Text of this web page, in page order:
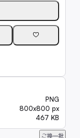
PNG
800x800 px
467 KB
换一批
6.6K